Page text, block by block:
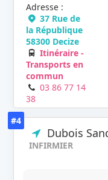
Adresse :
37 Rue de
la République
58300 Decize
Itinéraire -
Transports en
commun
03 86 77 14
38
#4
Dubois
INFIRMIER